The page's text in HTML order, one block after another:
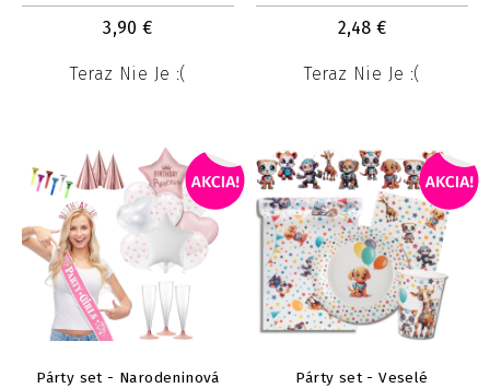
3,90 €
Teraz Nie Je :(
2,48 €
Teraz Nie Je :(
Párty set - Narodeninová
Párty set - Veselé